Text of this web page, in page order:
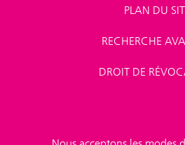
PLAN DU
RECHERCHE
DROIT DE